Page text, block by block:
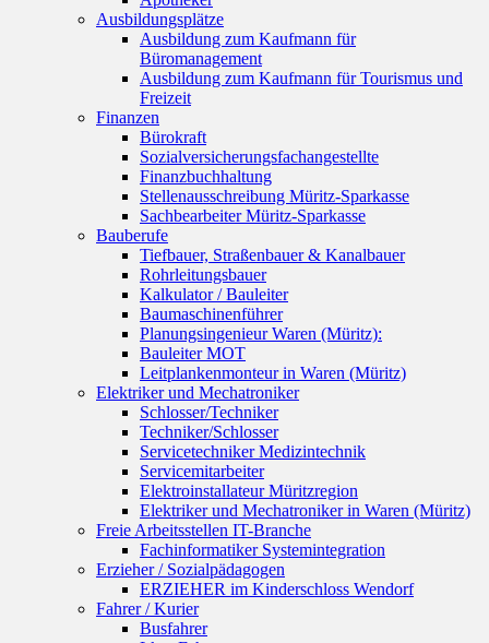
Ausbildungsplätze
Ausbildung zum Kaufmann für
Büromanagement
Ausbildung zum Kaufmann für Tourismus und
Freizeit
Finanzen
Bürokraft
Sozialversicherungsfachangestellte
Finanzbuchhaltung
Stellenausschreibung Müritz-Sparkasse
Sachbearbeiter Müritz-Sparkasse
Bauberufe
Tiefbauer, Straßenbauer & Kanalbauer
Rohrleitungsbauer
Kalkulator / Bauleiter
Baumaschinenführer
Planungsingenieur Waren (Müritz):
Bauleiter MOT
Leitplankenmonteur in Waren (Müritz)
Elektriker und Mechatroniker
Schlosser/Techniker
Techniker/Schlosser
Servicetechniker Medizintechnik
Servicemitarbeiter
Elektroinstallateur Müritzregion
Elektriker und Mechatroniker in Waren (Müritz)
Freie Arbeitsstellen IT-Branche
Fachinformatiker Systemintegration
Erzieher / Sozialpädagogen
ERZIEHER im Kinderschloss Wendorf
Fahrer / Kurier
Busfahrer